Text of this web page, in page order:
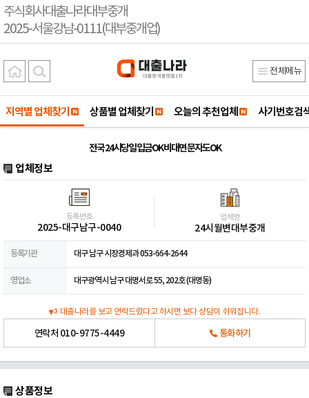
주식회사대출나라대부중개
2025-서울강남-0111(대부중개업)
전체메뉴
지역별 업체찾기 상품별 업체찾기 오늘의 추천업체 사기번호검
전국 24시당일 입금OK 비대면 문자도OK
업체정보
등록번호
2025-대구남구-0040
업체명
24시월변대부중개
등록기관 대구 남구 시장경제과 053-664-2644
영업소 대구광역시 남구 대명서로 55, 202호 (대명동)
대출나라를 보고 연락드렸다고 하시면 보다 상담이 쉬워집니다.
연락처 010-9775-4449 통화하기
상품정보